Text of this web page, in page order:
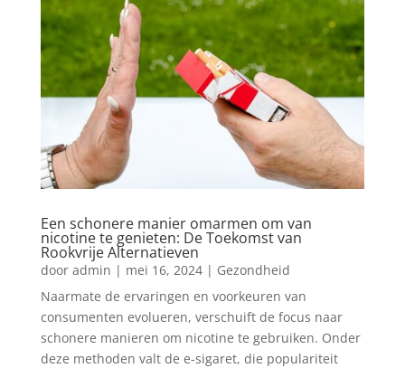
Een schonere manier omarmen om van
nicotine te genieten: De Toekomst van
Rookvrije Alternatieven
door admin | mei 16, 2024| Gezondheid
Naarmate de ervaringen en voorkeuren van
consumenten evolueren, verschuift de focus naar
schonere manieren om nicotine te gebruiken. Onder
deze methoden valt de e-sigaret, die populariteit